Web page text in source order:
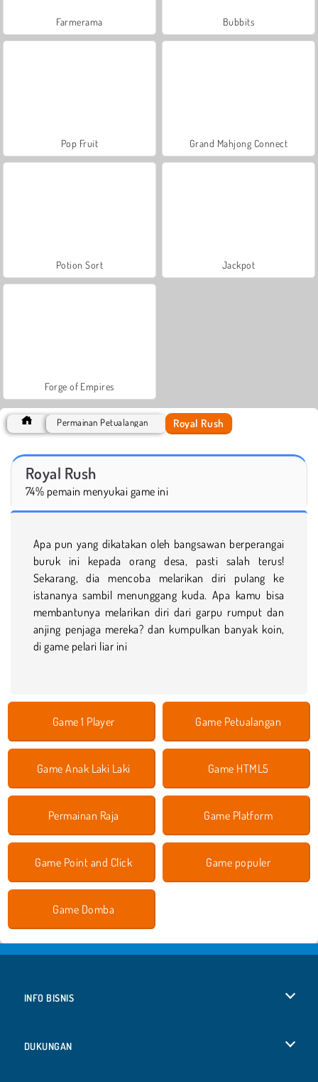
Farmerama Bubbits
Pop Fruit Grand Mahjong Connect
Potion Sort Jackpot
Forge of Empires
Permainan Petualangan Royal Rush
Royal Rush
74% pemain menyukai game ini
Apa pun yang dikatakan oleh bangsawan berperangai
buruk ini kepada orang desa, pasti salah terus!
Sekarang, dia mencoba melarikan diri pulang ke
istananya sambil menunggang kuda. Apa kamu bisa
membantunya melarikan diri dari garpu rumput dan
anjing penjaga mereka? dan kumpulkan banyak koin,
di game pelari liar ini
Game 1 Player Game Petualangan
Game Anak Laki Laki Game HTML5
Permainan Raja Game Platform
Game Point and Click Game populer
Game Domba
INFO BISNIS
DUKUNGAN